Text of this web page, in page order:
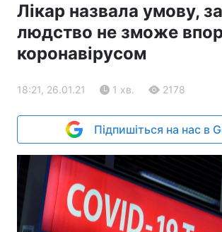
Лікар назвала умову,
людство не зможе
коронавірусом
18:21, 26.01.21 1 хв. 2178
Підпишіться на нас в